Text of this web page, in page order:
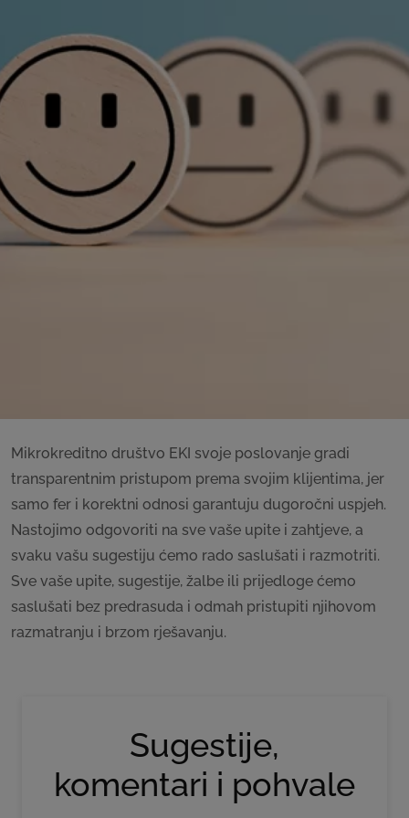
Mikrokreditno društvo EKI svoje poslovanje gradi
transparentnim pristupom prema svojim klijentima, jer
samo fer i korektni odnosi garantuju dugoročni uspjeh.
Nastojimo odgovoriti na sve vaše upite i zahtjeve, a
svaku vašu sugestiju ćemo rado saslušati i razmotriti.
Sve vaše upite, sugestije, žalbe ili prijedloge ćemo
saslušati bez predrasuda i odmah pristupiti njihovom
razmatranju i brzom rješavanju.
Sugestije,
komentari i pohvale